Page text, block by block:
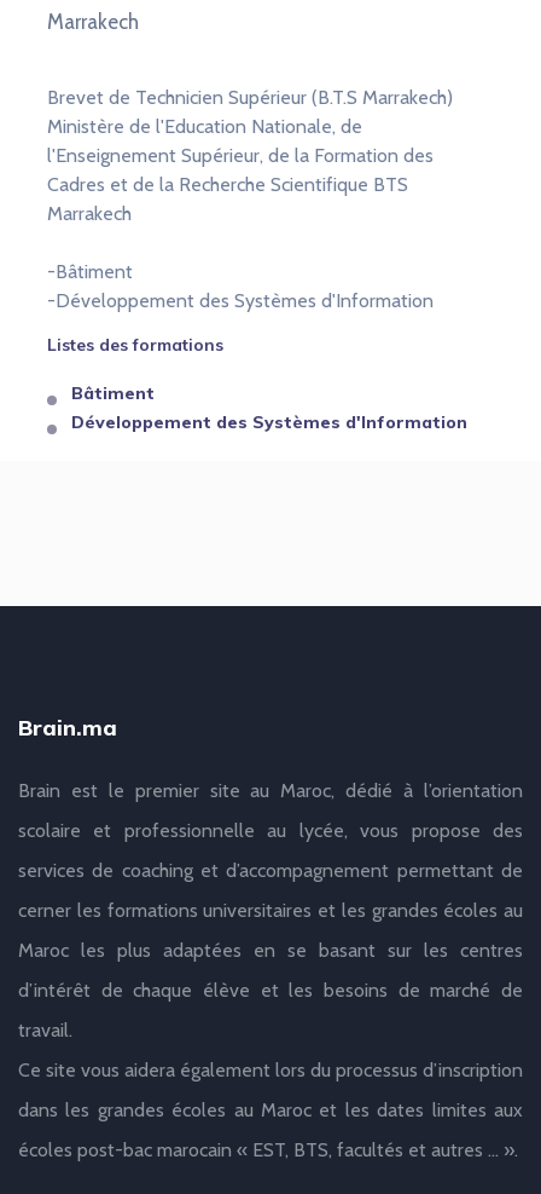
Marrakech
Brevet de Technicien Supérieur (B.T.S Marrakech)
Ministère de l'Education Nationale, de
l'Enseignement Supérieur, de la Formation des
Cadres et de la Recherche Scientifique BTS
Marrakech
-Bâtiment
-Développement des Systèmes d'Information
Listes des formations
Bâtiment
Développement des Systèmes d'Information
Brain.ma
Brain est le premier site au Maroc, dédié à l’orientation
scolaire et professionnelle au lycée, vous propose des
services de coaching et d’accompagnement permettant de
cerner les formations universitaires et les grandes écoles au
Maroc les plus adaptées en se basant sur les centres
d’intérêt de chaque élève et les besoins de marché de
travail.
Ce site vous aidera également lors du processus d’inscription
dans les grandes écoles au Maroc et les dates limites aux
écoles post-bac marocain « EST, BTS, facultés et autres … ».